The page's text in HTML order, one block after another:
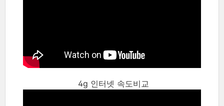
4g 인터넷 속도비교